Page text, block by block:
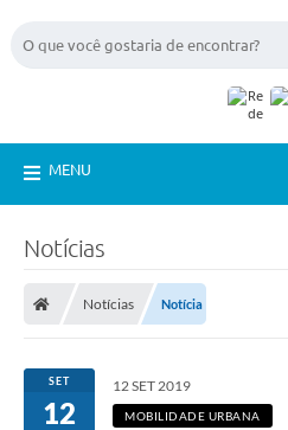
MENU
Notícias
Notícias Notícia
SET
12
12 SET 2019
MOBILIDADE URBANA